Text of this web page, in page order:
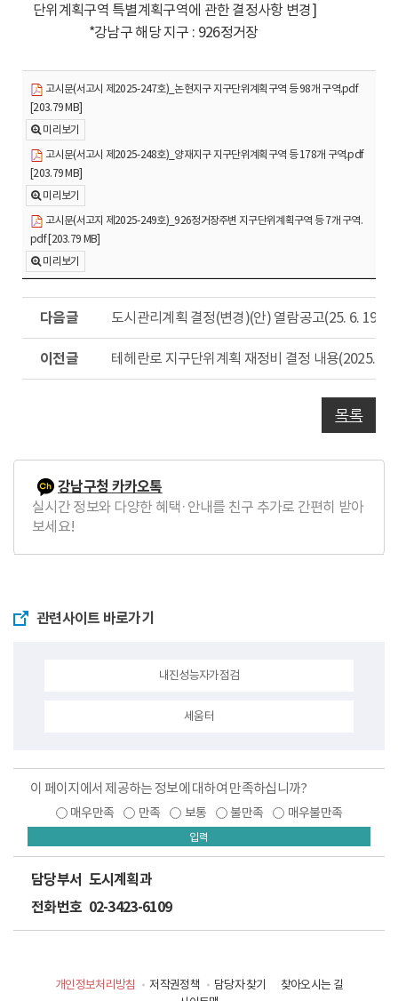
단위계획구역 특별계획구역에 관한 결정사항 변경]
*강남구 해당 지구 : 926정거장
고시문(서고시 제2025-247호)_논현지구 지구단위계획구역 등 98개 구역.pdf
[203.79 MB]
미리보기
고시문(서고시 제2025-248호)_양재지구 지구단위계획구역 등 178개 구역.pdf
[203.79 MB]
미리보기
고시문(서고지 제2025-249호)_926정거장주변 지구단위계획구역 등 7개 구역.
pdf [203.79 MB]
미리보기
글
도시관리계획 결정(변경)(안) 열람공고(25. 6. 19.)
글
테헤란로 지구단위계획 재정비 결정 내용
목록
강남구청 카카오톡
실시간 정보와 다양한 혜택·안내를 친구 추가로 간편히 받아
보세요!
관련사이트 바로가기
내진성능자가점검
세움터
이 페이지에서 제공하는 정보에 대하여 만족하십니까?
매우만족 만족 보통 불만족 매우불만족
입력
담당부서 도시계획과
전화번호 02-3423-6109
개인정보처리방침 저작권정책 담당자 찾기
찾아오시는 길